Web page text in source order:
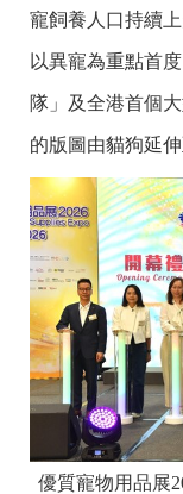
寵飼養人口持續
以異寵為重點首
隊」及全港首個
的版圖由貓狗延
優質寵物用品展